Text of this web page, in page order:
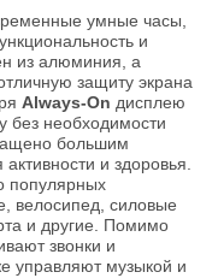
умные часы,
и
из алюминия, а
защиту экрана
Always-On дисплею
без необходимости
большим
и здоровья.
популярных
велосипед, силовые
и другие. Помимо
звонки и
управляют музыкой и